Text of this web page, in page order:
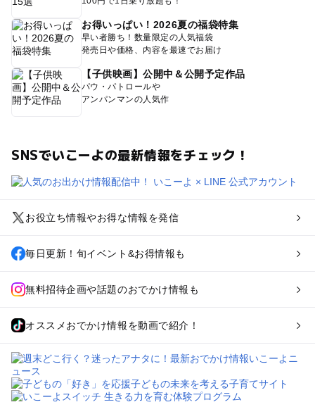
お得いっぱい！2026夏の福袋特集
早い者勝ち！数量限定の人気福袋
発売日や価格、内容を最速でお届け
【子供映画】公開中＆公開予定作品
パウ・パトロールや
アンパンマンの人気作
SNSでいこーよの最新情報をチェック！
お役立ち情報やお得な情報を発信
毎日更新！旬イベント&お得情報も
無料招待企画や話題のおでかけ情報も
オススメおでかけ情報を動画で紹介！